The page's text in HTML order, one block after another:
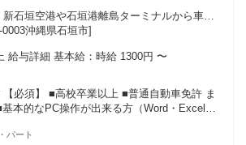
、 服装自由、フリーター歓迎、 糸満市市、
用あり、新着求人、 などのキーワードで
石垣空港や石垣港離島ターミナルから車で
沖縄県石垣市]
給与詳細 基本給：時給 1300円 〜
必須】 ■高校卒業以上 ■普通自動車免許 ま
本的なPC操作が出来る方（Word・Excel
お持ちの方 □英語での接客・電話応対の経験
パート